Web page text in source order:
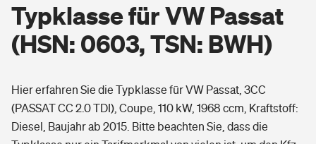
Berufsunfähigkeitsversicherung
Erwerbsunfähigkeitsversicherung
Grundfähigkeitsversicherung
Arbeitsrechtsschutz
Wohnen
Freizeit
Pri­vate Haft­pflicht­
Typklasse für VW Passat
(HSN: 0603, TSN: BWH)
Hier erfahren Sie die Typklasse für VW Passat, 3CC
(PASSAT CC 2.0 TDI), Coupe, 110 kW, 1968 ccm, Kraftstoff:
Diesel, Baujahr ab 2015. Bitte beachten Sie, dass die